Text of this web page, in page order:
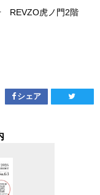
REVZO虎ノ門2階
シェア